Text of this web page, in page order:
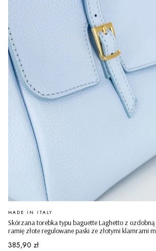
Skórzana torebka typu baguette Laghetto z
ramię złote regulowane paski ze złotymi klamrami
PRODUCENT
MADE IN ITALY
Cena
385,90 zł